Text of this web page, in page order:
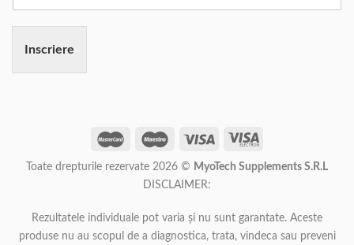
Inscriere
Toate drepturile rezervate 2026 © MyoTech Supplements S.R.L
DISCLAIMER:
Rezultatele individuale pot varia și nu sunt garantate. Aceste
produse nu au scopul de a diagnostica, trata, vindeca sau preveni